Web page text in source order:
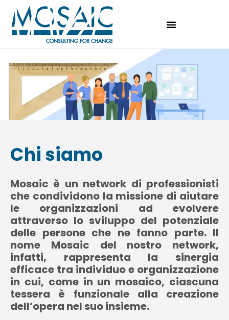
Chi siamo
Mosaic è un network di professionisti
che condividono la missione di aiutare
le organizzazioni ad evolvere
attraverso lo sviluppo del potenziale
delle persone che ne fanno parte. Il
nome Mosaic del nostro network,
infatti, rappresenta la sinergia
efficace tra individuo e organizzazione
in cui, come in un mosaico, ciascuna
tessera è funzionale alla creazione
dell’opera nel suo insieme.